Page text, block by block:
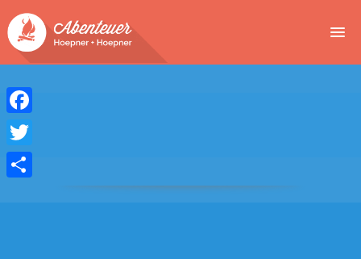
Facebook
Twitter